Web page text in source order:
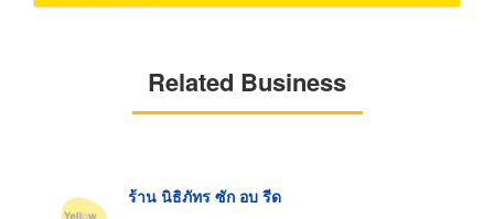
Related Business
ร้าน นิธิภัทร ซัก อบ รีด